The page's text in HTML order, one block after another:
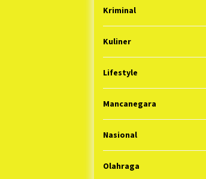
Kriminal
Kuliner
Lifestyle
Mancanegara
Nasional
Olahraga